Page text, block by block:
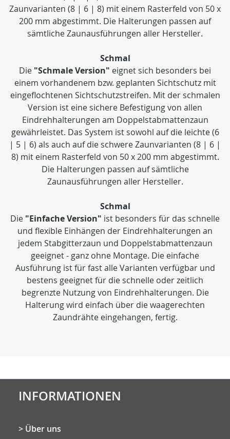
Zaunvarianten (8 | 6 | 8) mit einem Rasterfeld von 50 x
200 mm abgestimmt. Die Halterungen passen auf
sämtliche Zaunausführungen aller Hersteller.
Schmal
Die "Schmale Version" eignet sich besonders bei
einem vorhandenem bzw. geplanten Sichtschutz mit
eingeflochtenen Sichtschutzstreifen. Mit der schmalen
Version ist eine sichere Befestigung von allen
Eindrehhalterungen am Doppelstabmattenzaun
gewährleistet. Das System ist sowohl auf die leichte (6
| 5 | 6) als auch auf die schwere Zaunvarianten (8 | 6 |
8) mit einem Rasterfeld von 50 x 200 mm abgestimmt.
Die Halterungen passen auf sämtliche
Zaunausführungen aller Hersteller.
Schmal
Die "Einfache Version" ist besonders für das schnelle
und flexible Einhängen der Eindrehhalterungen an
jedem Stabgitterzaun und Doppelstabmattenzaun
geeignet - ganz ohne Montage. Die einfache
Ausführung ist für fast alle Varianten verfügbar und
bestens geeignet für die schnelle oder zeitlich
begrenzte Nutzung von Eindrehhalterungen. Die
Halterung wird einfach über die waagerechten
Zaundrähte eingehangen, fertig.
INFORMATIONEN
Über uns